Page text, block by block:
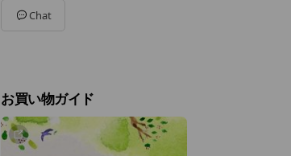
Chat
お買い物ガイド